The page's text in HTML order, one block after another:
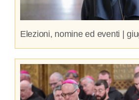
Elezioni, nomine ed eventi |